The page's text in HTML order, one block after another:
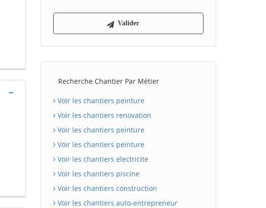
Recherche Chantier Par Métier
Voir les chantiers peinture
Voir les chantiers renovation
Voir les chantiers peinture
Voir les chantiers peinture
Voir les chantiers electricite
Voir les chantiers piscine
Voir les chantiers construction
Voir les chantiers auto-entrepreneur